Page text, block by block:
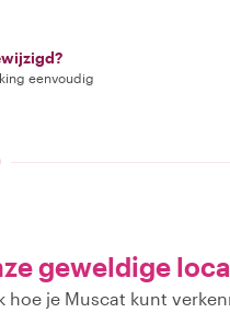
eenvoudig
geweldige
je Muscat kunt